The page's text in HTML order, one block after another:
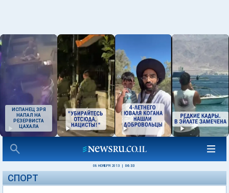
ИСПАНЕЦ ЗРЯ
НАПАЛ НА
РЕЗЕРВИСТА
ЦАХАЛА
08 НОЯБРЯ 2013 06:33
СПОРТ